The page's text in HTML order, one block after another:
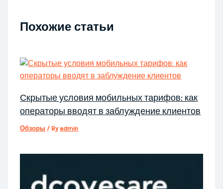
Похожие статьи
Скрытые условия мобильных тарифов: как
операторы вводят в заблуждение клиентов
Обзоры / By admin